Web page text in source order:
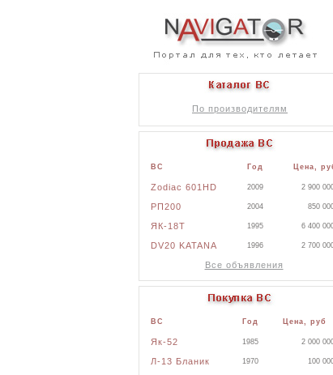
По производителям
ВС Год Цена,
Zodiac 601HD 2009 2 900
РП200 2004 850
ЯК-18Т 1995 6 400
DV20 KATANA 1996 2 700
Все объявления
ВС Год Цена, руб
Як-52 1985 2 000
Л-13 Бланик 1970 100